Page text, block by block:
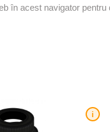
în acest navigator
i